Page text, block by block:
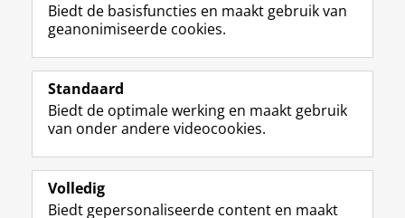
Volg de RUG
F
a
e
b
o
p
L
i
k
e
I
-
R
S
-
f
e
R
I
n
t
r
m
Y
o
T
e
k
Studiekiezers
Alumni
Biedt de basisfuncties en maakt gebruik van
geanonimiseerde cookies.
Standaard
Biedt de optimale werking en maakt gebruik
van onder andere videocookies.
Volledig
Biedt gepersonaliseerde content en maakt